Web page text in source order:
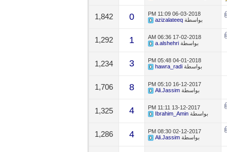
06-03-2018
11:09 PM
بواسطةazizalateeq
0
1,842
17-02-2018
06:36 AM
بواسطةa.alshehri
1
1,292
04-01-2018
05:48 PM
بواسطةhawra_radi
3
1,234
16-12-2017
05:10 PM
بواسطةAli.Jassim
8
1,706
13-12-2017
11:11 PM
بواسطةIbrahim_Amin
4
1,325
02-12-2017
08:30 PM
بواسطةAli.Jassim
4
1,286